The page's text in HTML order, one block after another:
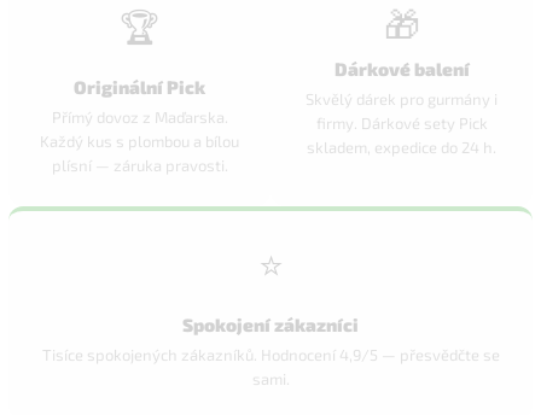
🏆
Originální Pick
Přímý dovoz z Maďarska.
Každý kus s plombou a bílou
plísní — záruka pravosti.
🎁
Dárkové balení
Skvělý dárek pro gurmány i
firmy. Dárkové sety Pick
skladem, expedice do 24 h.
⭐
Spokojení zákazníci
Tisíce spokojených zákazníků. Hodnocení 4,9/5 — přesvědčte se
sami.